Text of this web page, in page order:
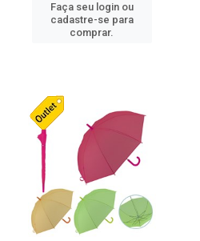
Faça seu login ou
cadastre-se para
comprar.